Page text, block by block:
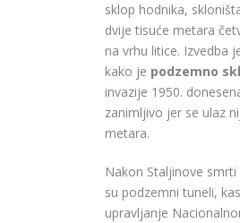
sklop hodnika,
dvije tisuće metara
na vrhu litice. Izvedba
kako je podzemno
invazije 1950.
zanimljivo jer se ulaz
metara.
Nakon Staljinove
su podzemni tuneli,
upravljanje